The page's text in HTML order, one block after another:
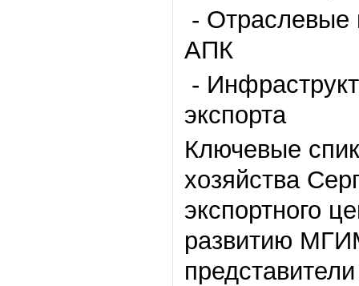
- Отраслевые
АПК
-
экспорта
Ключевые
хозяйства
экспортного
развитию